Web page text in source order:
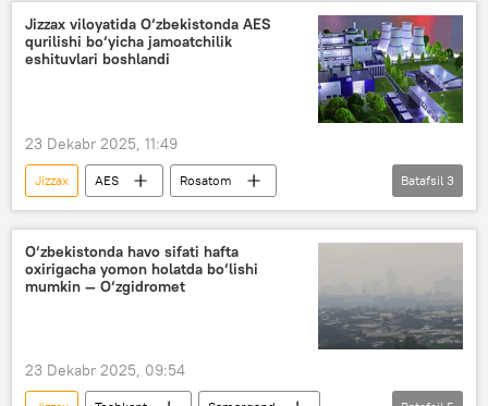
Rosatom
Atom energetikasi
Jamiyat
Jizzax viloyatida O‘zbekistonda AES
qurilishi bo‘yicha jamoatchilik
eshituvlari boshlandi
23 Dekabr 2025, 11:49
Jizzax AES
Rosatom
O‘zatom
Jamiyat
O‘zbekiston
O‘zbekistonda atom elektrostansiyasi qurilishi
Batafsil 3
O‘zbekistonda havo sifati hafta
oxirigacha yomon holatda bo‘lishi
mumkin — O‘zgidromet
23 Dekabr 2025, 09:54